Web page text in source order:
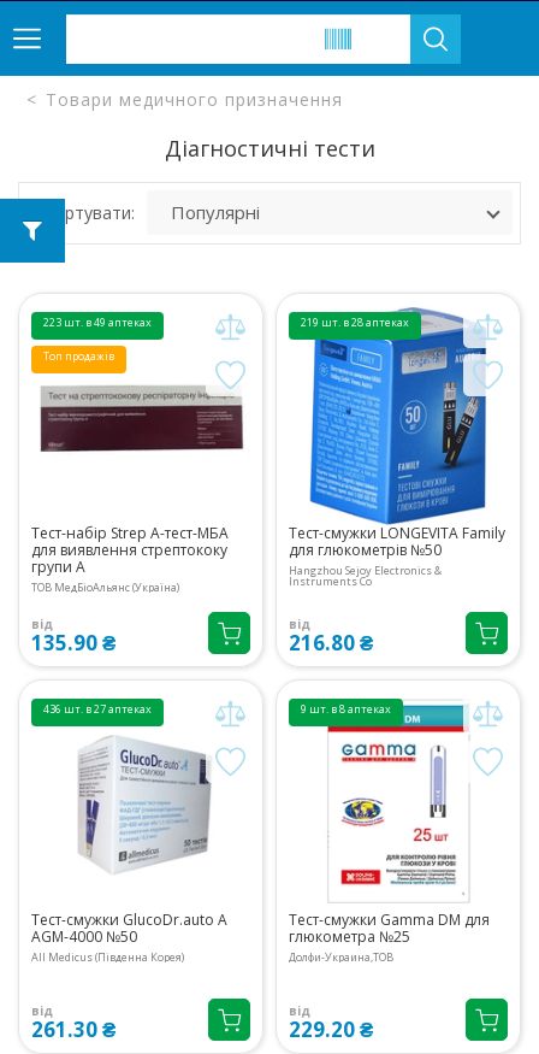
Товари медичного призначення
Діагностичні тести
Сортувати:
223 шт. в 49 аптеках
Топ продажів
Тест-набір Strep A-тест-МБА
для виявлення стрептококу
групи А
ТОВ МедБіоАльянс (Україна)
від
135.90 ₴
219 шт. в 28 аптеках
Тест-смужки LONGEVITA Family
для глюкометрів №50
Hangzhou Sejoy Electronics &
Instruments Co
від
216.80 ₴
436 шт. в 27 аптеках
Тест-смужки GlucoDr.auto А
AGM-4000 №50
All Medicus (Південна Корея)
від
261.30 ₴
9 шт. в 8 аптеках
Тест-смужки Gamma DM для
глюкометра №25
Долфи-Украина,ТОВ
від
229.20 ₴